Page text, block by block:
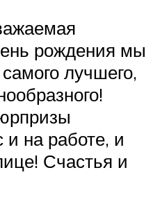
рождения мы
лучшего,
на работе, и
Счастья и